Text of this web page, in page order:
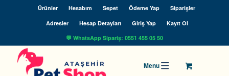
Ürünler Hesabım Sepet Ödeme Yap
Siparişler
Adresler
Hesap Detayları Giriş Yap
Kayıt Ol
💬 WhatsApp Sipariş: 0551 455 05 50